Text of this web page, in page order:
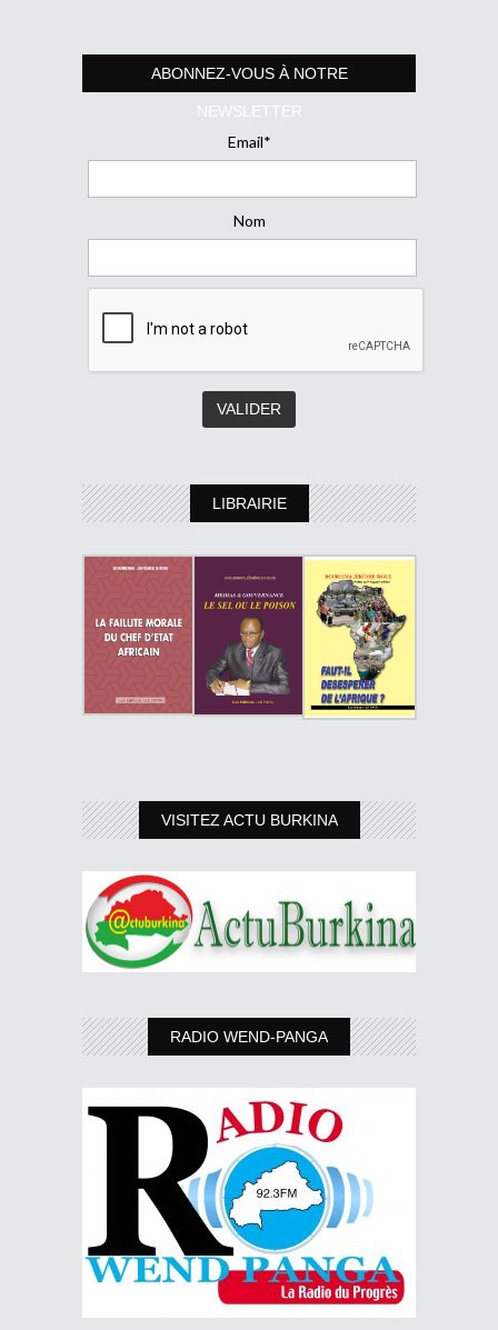
ABONNEZ-VOUS À NOTRE
NEWSLETTER
Email*
Nom
LIBRAIRIE
VISITEZ ACTU BURKINA
RADIO WEND-PANGA